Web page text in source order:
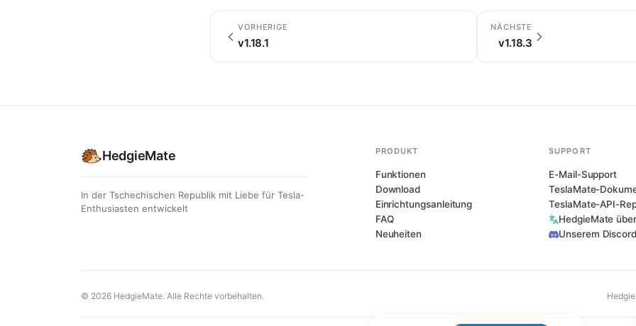
VORHERIGE
v1.18.1
NÄCHSTE
v1.18.3
HedgieMate
In der Tschechischen Republik mit Liebe für Tesla-
Enthusiasten entwickelt
PRODUKT
Funktionen
Download
Einrichtungsanleitung
FAQ
Neuheiten
SUPPORT
E-Mail-Support
TeslaMate-
TeslaMate-API-
HedgieMate
Unserem
© 2026 HedgieMate. Alle Rechte vorbehalten.